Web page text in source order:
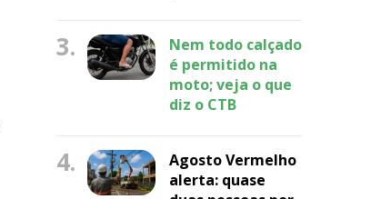
3.
Nem todo calçado
é permitido na
moto; veja o que
diz o CTB
4.
Agosto Vermelho
alerta: quase